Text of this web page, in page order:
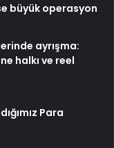
büyük operasyon
ayrışma:
halkı ve reel
Para